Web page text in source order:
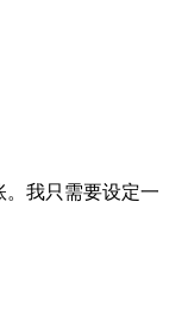
。我只需要设定一